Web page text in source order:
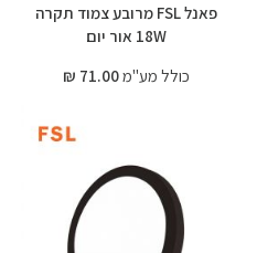
פאנל FSL מרובע צמוד תקרה
18W אור יום
כולל מע"מ71.00 ₪